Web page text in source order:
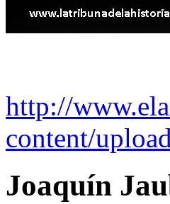
http://
content/
Joaquín